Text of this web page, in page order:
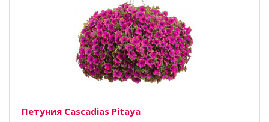
Петуния Cascadias Pitaya